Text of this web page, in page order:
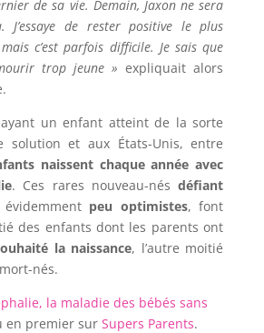
de sa vie. Demain, Jaxon ne sera
J’essaye de rester positive le plus
c’est parfois difficile. Je sais que
trop jeune » expliquait alors
un enfant atteint de la sorte
solution et aux États-Unis, entre
naissent chaque année avec
. Ces rares nouveau-nésdéfiant
peu optimistes, font
des enfants dont les parents ont
la naissance, l’autre moitié
nés.
la maladie des bébés sans
en premier sur Supers Parents.